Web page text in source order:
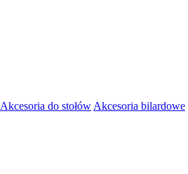
Akcesoria do stołów Akcesoria bilardowe